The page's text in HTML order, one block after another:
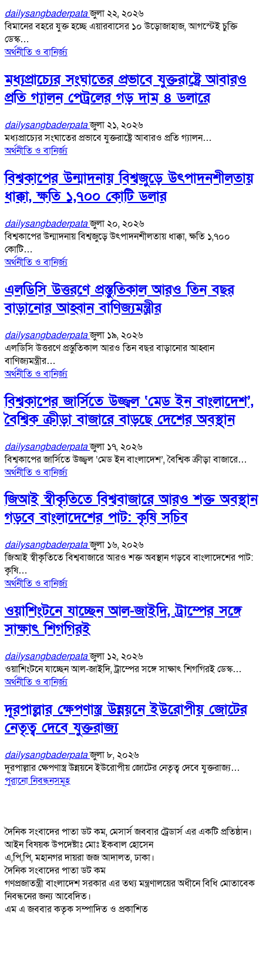
dailysangbaderpataজুলা ২২, ২০২৬
বিমানের বহরে যুক্ত হচ্ছে এয়ারবাসের ১০ উড়োজাহাজ, আগস্টেই চুক্তি
ডেস্ক…
অর্থনীতি ও বানির্জ্য
মধ্যপ্রাচ্যের সংঘাতের প্রভাবে যুক্তরাষ্ট্রে আবারও
প্রতি গ্যালন পেট্রলের গড় দাম ৪ ডলারে
dailysangbaderpataজুলা ২১, ২০২৬
মধ্যপ্রাচ্যের সংঘাতের প্রভাবে যুক্তরাষ্ট্রে আবারও প্রতি গ্যালন…
অর্থনীতি ও বানির্জ্য
বিশ্বকাপের উন্মাদনায় বিশ্বজুড়ে উৎপাদনশীলতায়
ধাক্কা, ক্ষতি ১,৭০০ কোটি ডলার
dailysangbaderpataজুলা ২০, ২০২৬
বিশ্বকাপের উন্মাদনায় বিশ্বজুড়ে উৎপাদনশীলতায় ধাক্কা, ক্ষতি ১,৭০০
কোটি…
অর্থনীতি ও বানির্জ্য
এলডিসি উত্তরণে প্রস্তুতিকাল আরও তিন বছর
বাড়ানোর আহ্বান বাণিজ্যমন্ত্রীর
dailysangbaderpataজুলা ১৯, ২০২৬
এলডিসি উত্তরণে প্রস্তুতিকাল আরও তিন বছর বাড়ানোর আহ্বান
বাণিজ্যমন্ত্রীর…
অর্থনীতি ও বানির্জ্য
বিশ্বকাপের জার্সিতে উজ্জ্বল ‘মেড ইন বাংলাদেশ’,
বৈশ্বিক ক্রীড়া বাজারে বাড়ছে দেশের অবস্থান
dailysangbaderpataজুলা ১৭, ২০২৬
বিশ্বকাপের জার্সিতে উজ্জ্বল ‘মেড ইন বাংলাদেশ’, বৈশ্বিক ক্রীড়া বাজারে…
অর্থনীতি ও বানির্জ্য
জিআই স্বীকৃতিতে বিশ্ববাজারে আরও শক্ত অবস্থান
গড়বে বাংলাদেশের পাট: কৃষি সচিব
dailysangbaderpataজুলা ১৬, ২০২৬
জিআই স্বীকৃতিতে বিশ্ববাজারে আরও শক্ত অবস্থান গড়বে বাংলাদেশের পাট:
কৃষি…
অর্থনীতি ও বানির্জ্য
ওয়াশিংটনে যাচ্ছেন আল-জাইদি, ট্রাম্পের সঙ্গে
সাক্ষাৎ শিগগিরই
dailysangbaderpataজুলা ১২, ২০২৬
ওয়াশিংটনে যাচ্ছেন আল-জাইদি, ট্রাম্পের সঙ্গে সাক্ষাৎ শিগগিরই ডেস্ক…
অর্থনীতি ও বানির্জ্য
দূরপাল্লার ক্ষেপণাস্ত্র উন্নয়নে ইউরোপীয় জোটের
নেতৃত্ব দেবে যুক্তরাজ্য
dailysangbaderpataজুলা ৮, ২০২৬
দূরপাল্লার ক্ষেপণাস্ত্র উন্নয়নে ইউরোপীয় জোটের নেতৃত্ব দেবে যুক্তরাজ্য…
পুরানো নিবন্ধনসমূহ
দৈনিক সংবাদের পাতা ডট কম, মেসার্স জববার ট্রেডার্স এর একটি প্রতিষ্ঠান।
আইন বিষয়ক উপদেষ্টাঃ মোঃ ইকবাল হোসেন
এ,পি,পি, মহানগর দায়রা জজ আদালত, ঢাকা।
দৈনিক সংবাদের পাতা ডট কম
গণপ্রজাতন্ত্রী বাংলাদেশ সরকার এর তথ্য মন্ত্রণালয়ের অধীনে বিধি মোতাবেক
নিবন্ধনের জন্য আবেদিত।
এম এ জববার কতৃক সম্পাদিত ও প্রকাশিত